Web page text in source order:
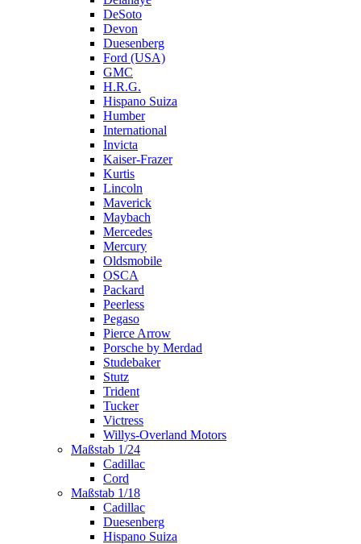
DeSoto
Devon
Duesenberg
Ford (USA)
GMC
H.R.G.
Hispano Suiza
Humber
International
Invicta
Kaiser-Frazer
Kurtis
Lincoln
Maverick
Maybach
Mercedes
Mercury
Oldsmobile
OSCA
Packard
Peerless
Pegaso
Pierce Arrow
Porsche by Merdad
Studebaker
Stutz
Trident
Tucker
Victress
Willys-Overland Motors
Maßstab 1/24
Cadillac
Cord
Maßstab 1/18
Cadillac
Duesenberg
Hispano Suiza